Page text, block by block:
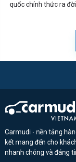
quốc chính thức ra đời.
Carmudi - nền tảng
kết mang đến cho
nhanh chóng và đáng